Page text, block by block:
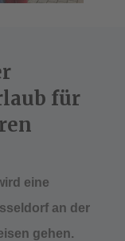
für
eine
an der
gehen.